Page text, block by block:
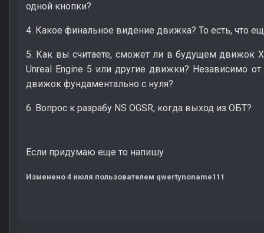
одной кнопки?
4. Какое финальное видение движка? То есть, что
5. Как вы считаете, сможет ли в будущем движок
Unreal Engine 5 или другие движки? Независимо
движок фундаментально с нуля?
6. Вопрос к разрабу NS OGSR, когда выход из ОБТ?
Если придумаю еще то напишу
Изменено 4 июля пользователем qwertynoname111